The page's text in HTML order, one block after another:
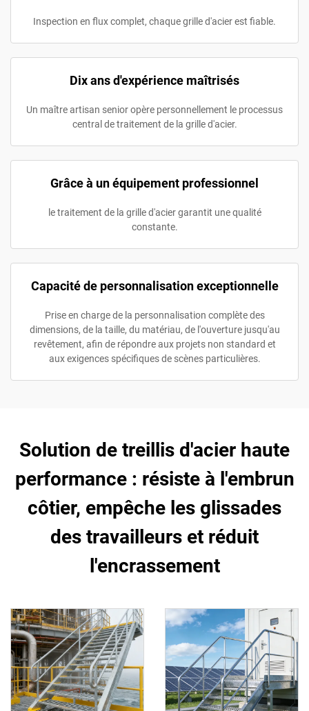
Inspection en flux complet, chaque grille d'acier est fiable.
Dix ans d'expérience maîtrisés
Un maître artisan senior opère personnellement le processus
central de traitement de la grille d'acier.
Grâce à un équipement professionnel
le traitement de la grille d'acier garantit une qualité
constante.
Capacité de personnalisation exceptionnelle
Prise en charge de la personnalisation complète des
dimensions, de la taille, du matériau, de l'ouverture jusqu'au
revêtement, afin de répondre aux projets non standard et
aux exigences spécifiques de scènes particulières.
Solution de treillis d'acier haute
performance : résiste à l'embrun
côtier, empêche les glissades
des travailleurs et réduit
l'encrassement